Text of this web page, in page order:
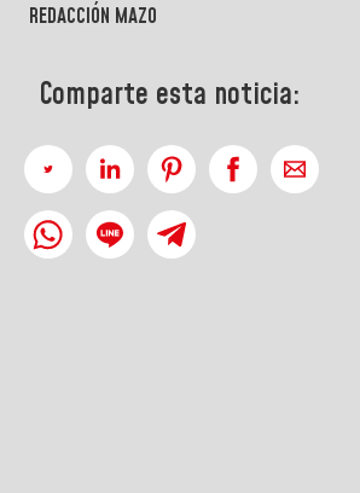
REDACCIÓN MAZO
Comparte esta noticia: